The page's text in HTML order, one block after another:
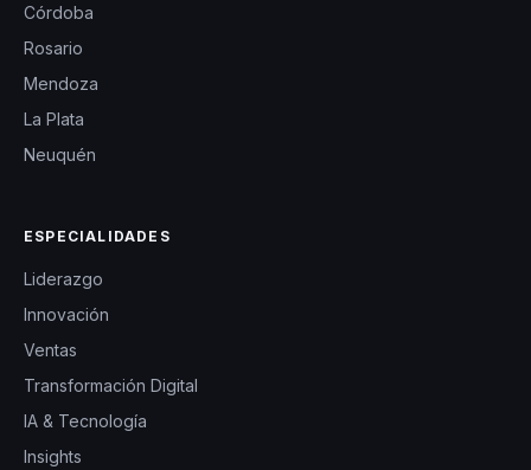
Córdoba
Rosario
Mendoza
La Plata
Neuquén
ESPECIALIDADES
Liderazgo
Innovación
Ventas
Transformación Digital
IA & Tecnología
Insights